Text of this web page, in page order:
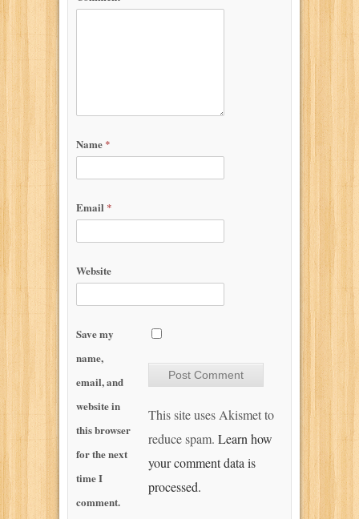
Name *
Email *
Website
Save my
name,
email, and
website in
this browser
for the next
time I
comment.
This site uses Akismet to
reduce spam. Learn how
your comment data is
processed.